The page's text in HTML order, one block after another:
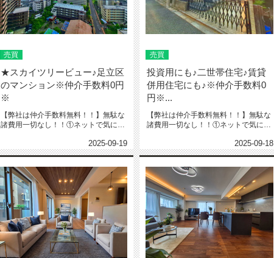
売買
★スカイツリービュー♪足立区
のマンション※仲介手数料0円
※
【弊社は仲介手数料無料！！】無駄な
諸費用一切なし！！①ネットで気にな
2025-09-19
売買
投資用にも♪二世帯住宅♪賃貸
併用住宅にも♪※仲介手数料0
円※...
【弊社は仲介手数料無料！！】無駄な
諸費用一切なし！！①ネットで気にな
2025-09-18